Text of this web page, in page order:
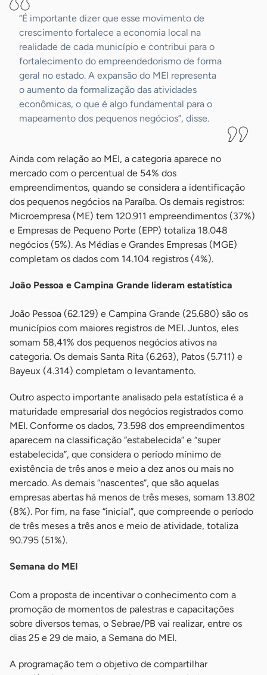
“É importante dizer que esse movimento de
crescimento fortalece a economia local na
realidade de cada município e contribui para o
fortalecimento do empreendedorismo de forma
geral no estado. A expansão do MEI representa
o aumento da formalização das atividades
econômicas, o que é algo fundamental para o
mapeamento dos pequenos negócios”, disse.
Ainda com relação ao MEI, a categoria aparece no
mercado com o percentual de 54% dos
empreendimentos, quando se considera a identificação
dos pequenos negócios na Paraíba. Os demais registros:
Microempresa (ME) tem 120.911 empreendimentos (37%)
e Empresas de Pequeno Porte (EPP) totaliza 18.048
negócios (5%). As Médias e Grandes Empresas (MGE)
completam os dados com 14.104 registros (4%).
João Pessoa e Campina Grande lideram estatística
João Pessoa (62.129) e Campina Grande (25.680) são os
municípios com maiores registros de MEI. Juntos, eles
somam 58,41% dos pequenos negócios ativos na
categoria. Os demais Santa Rita (6.263), Patos (5.711) e
Bayeux (4.314) completam o levantamento.
Outro aspecto importante analisado pela estatística é a
maturidade empresarial dos negócios registrados como
MEI. Conforme os dados, 73.598 dos empreendimentos
aparecem na classificação “estabelecida” e “super
estabelecida”, que considera o período mínimo de
existência de três anos e meio a dez anos ou mais no
mercado. As demais “nascentes”, que são aquelas
empresas abertas há menos de três meses, somam 13.802
(8%). Por fim, na fase “inicial”, que compreende o período
de três meses a três anos e meio de atividade, totaliza
90.795 (51%).
Semana do MEI
Com a proposta de incentivar o conhecimento com a
promoção de momentos de palestras e capacitações
sobre diversos temas, o Sebrae/PB vai realizar, entre os
dias 25 e 29 de maio, a Semana do MEI.
A programação tem o objetivo de compartilhar